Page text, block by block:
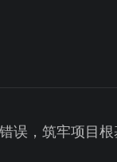
误，筑牢项目根